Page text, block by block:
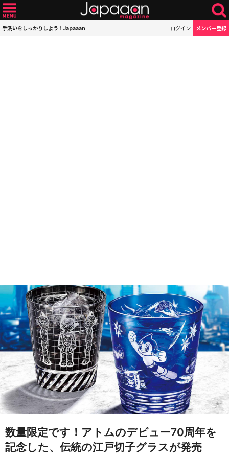
手洗いをしっかりしよう！Japaaan ログイン メンバー登録
数量限定です！アトムのデビュー70周年を
記念した、伝統の江戸切子グラスが発売